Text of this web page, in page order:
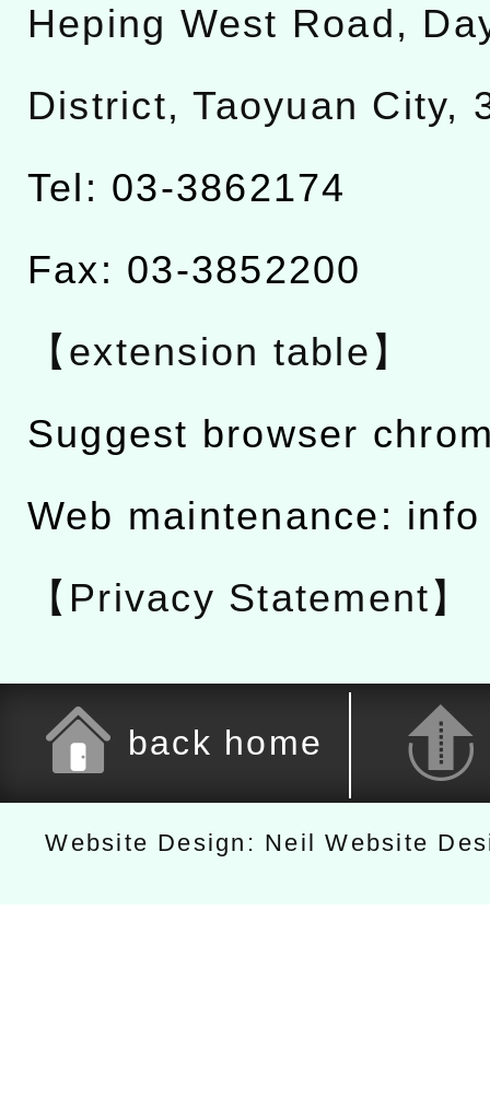
Heping West Road,
District, Taoyuan City,
Tel: 03-3862174
Fax: 03-3852200
【extension table】
Suggest browser
Web maintenance:
【Privacy Statement】
back home
Website Design: Neil Website